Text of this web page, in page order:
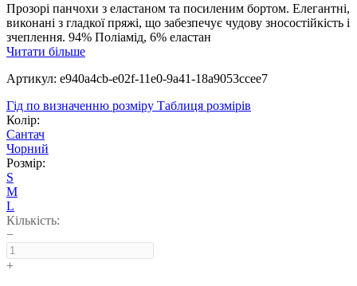
Прозорі панчохи з еластаном та посиленим бортом. Елегантні,
виконані з гладкої пряжі, що забезпечує чудову зносостійкість і
зчеплення. 94% Поліамід, 6% еластан
Читати більше
Артикул: e940a4cb-e02f-11e0-9a41-18a9053ccee7
Гід по визначенню розміру Таблиця розмірів
Колір:
Сантач
Чорний
Розмір:
S
M
L
Кількість:
−
+